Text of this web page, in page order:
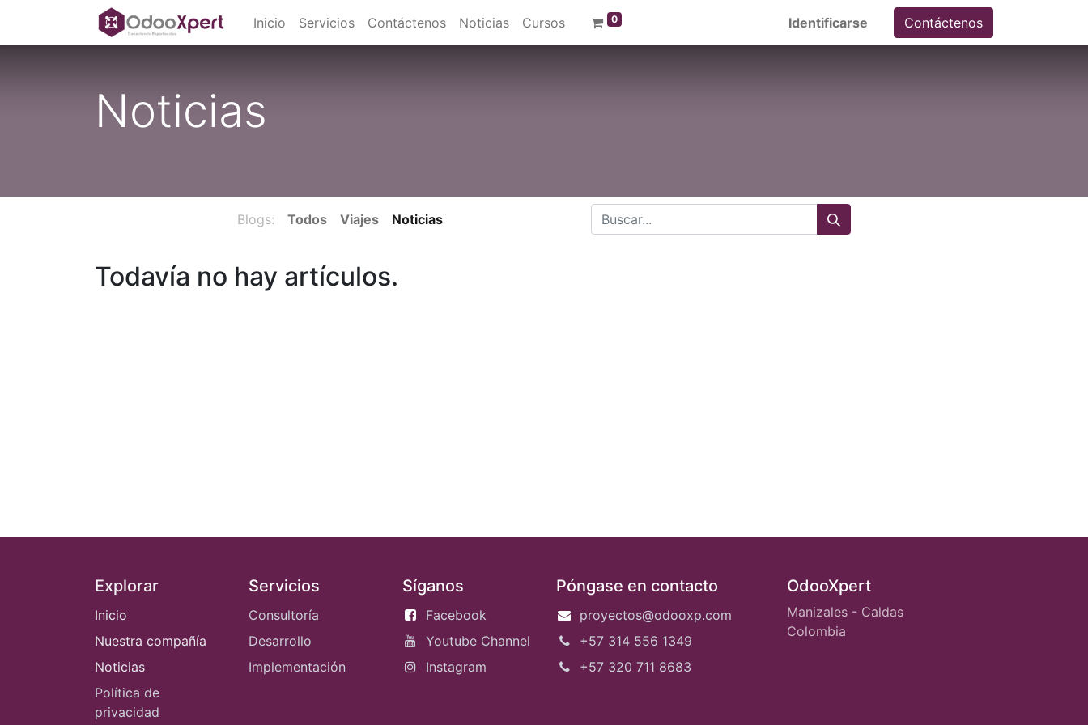
Inicio Servicios Contáctenos Noticias Cursos 0 Identificarse Contáctenos
Noticias
Blogs: Todos Viajes Noticias
Todavía no hay artículos.
Explorar
Inicio
Nuestra compañía
Noticias
Política de
privacidad
Servicios
Consultoría
Desarrollo
Implementación
Síganos
Facebook
Youtube Channel
Instagram
Póngase en contacto
proyectos@odooxp.com
+57 314 556 1349
+57 320 711 8683
OdooXpert
Manizales - Caldas
Colombia